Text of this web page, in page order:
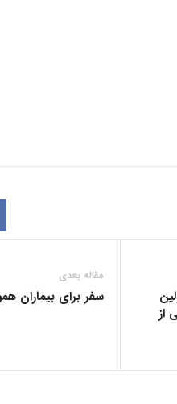
از
مقاله بعدی
سفر برای بیماران